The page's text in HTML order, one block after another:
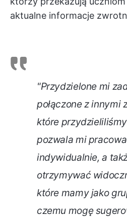
aktualne informacje
"Przydzielone mi
połączone z innymi
które
pozwala mi
indywidualnie, a
otrzymywać
które mamy jako
czemu mogę